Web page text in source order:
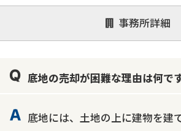
事務所詳細
対応が親身 オンライン面談可能
1億円以上の買取可
底地の売却が困難な理由は何で
底地には、土地の上に建物を建